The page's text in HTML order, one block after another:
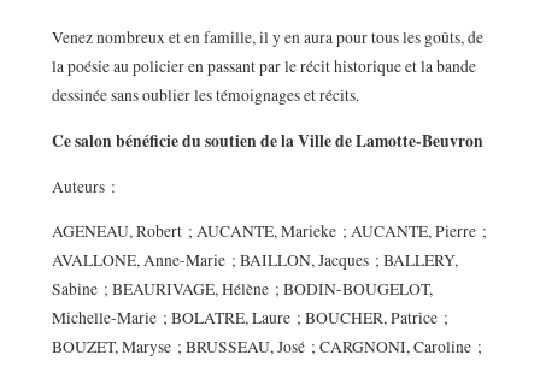
Venez nombreux et en famille, il y en aura pour tous les goûts, de
la poésie au policier en passant par le récit historique et la bande
dessinée sans oublier les témoignages et récits.
Ce salon bénéficie du soutien de la Ville de Lamotte-Beuvron
Auteurs :
AGENEAU, Robert ; AUCANTE, Marieke ; AUCANTE, Pierre ;
AVALLONE, Anne-Marie ; BAILLON, Jacques ; BALLERY,
Sabine ; BEAURIVAGE, Hélène ; BODIN-BOUGELOT,
Michelle-Marie ; BOLATRE, Laure ; BOUCHER, Patrice ;
BOUZET, Maryse ; BRUSSEAU, José ; CARGNONI, Caroline ;